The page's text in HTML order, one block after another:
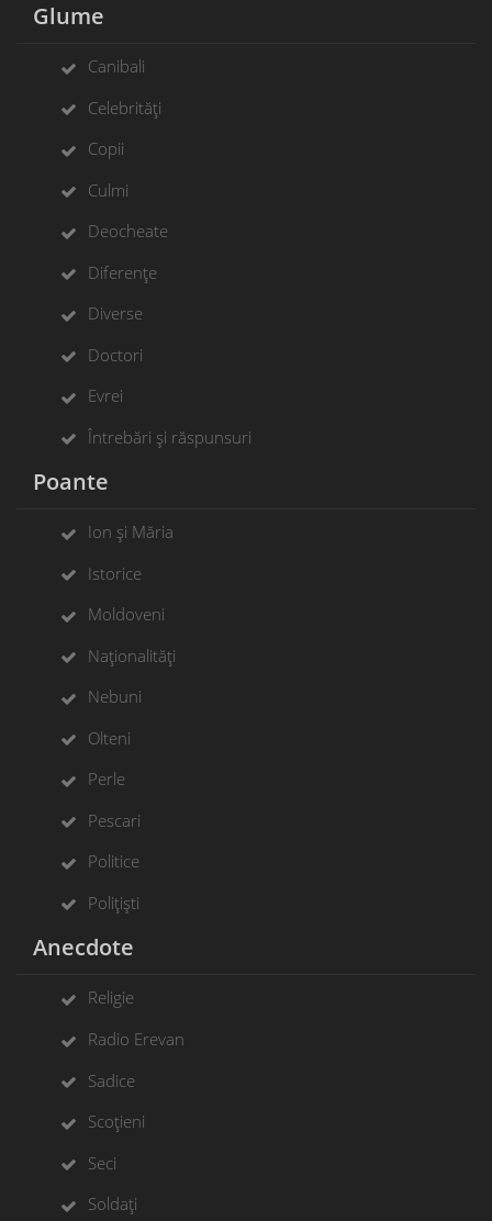
Glume
Canibali
Celebrități
Copii
Culmi
Deocheate
Diferențe
Diverse
Doctori
Evrei
Întrebări și răspunsuri
Poante
Ion și Măria
Istorice
Moldoveni
Naționalități
Nebuni
Olteni
Perle
Pescari
Politice
Polițiști
Anecdote
Religie
Radio Erevan
Sadice
Scoțieni
Seci
Soldați